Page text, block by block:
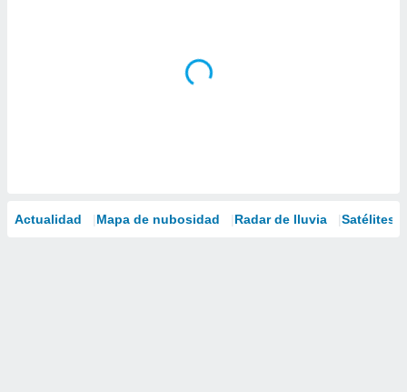
Actualidad Mapa de nubosidad Radar de lluvia Satélites